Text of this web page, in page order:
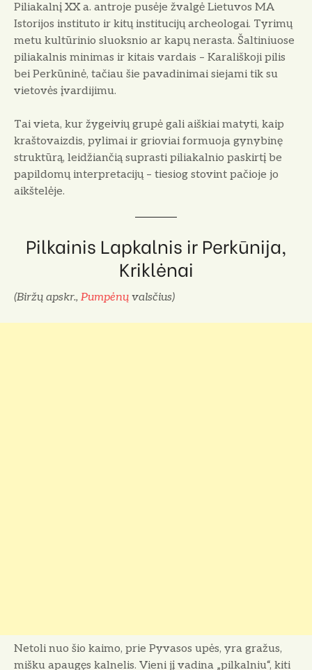
Piliakalnį XX a. antroje pusėje žvalgė Lietuvos MA
Istorijos instituto ir kitų institucijų archeologai. Tyrimų
metu kultūrinio sluoksnio ar kapų nerasta. Šaltiniuose
piliakalnis minimas ir kitais vardais – Karališkoji pilis
bei Perkūninė, tačiau šie pavadinimai siejami tik su
vietovės įvardijimu.
Tai vieta, kur žygeivių grupė gali aiškiai matyti, kaip
kraštovaizdis, pylimai ir grioviai formuoja gynybinę
struktūrą, leidžiančią suprasti piliakalnio paskirtį be
papildomų interpretacijų – tiesiog stovint pačioje jo
aikštelėje.
Pilkainis Lapkalnis ir Perkūnija,
Kriklėnai
(Biržų apskr., Pumpėnų valsčius)
Netoli nuo šio kaimo, prie Pyvasos upės, yra gražus,
mišku apaugęs kalnelis. Vieni jį vadina „pilkalniu“, kiti